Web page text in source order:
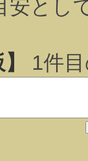
安とし
1件